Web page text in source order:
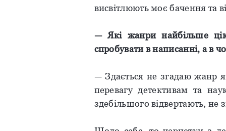
висвітлюють моє бачення та
—Які жанри найбільше
спробувативнаписанні, а в
— Здається не згадаю жанр
перевагу детективам та
здебільшого відвертають, не